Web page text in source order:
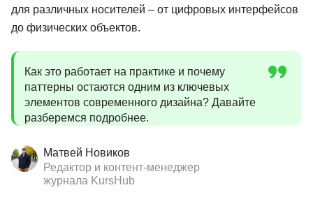
для различных носителей – от цифровых интерфейсов
до физических объектов.
Как это работает на практике и почему
паттерны остаются одним из ключевых
элементов современного дизайна? Давайте
разберемся подробнее.
Матвей Новиков
Редактор и контент-менеджер
журнала KursHub